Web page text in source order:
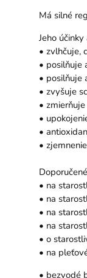
Má silné
Jeho
• zvlhčuje,
• posilňuje
• posilňuje
• zvyšuje
•
•
•
•
• na
• na
• na
• na
• o
• na
• bezvodé